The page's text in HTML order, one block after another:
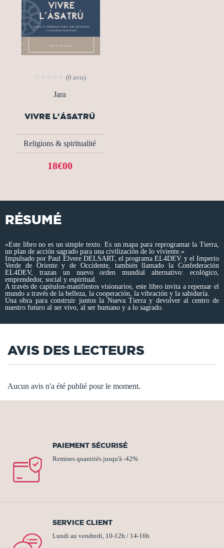
(0 avis)
Jara
VIVRE L'ÁSATRÚ
Religions & spiritualité
18€00
RÉSUMÉ
«Este libro no es un simple texto. Es un mapa para reprogramar la Tierra,
un plan de acción sagrado para una civilización de lo viviente.»
Impulsado por Paul Elvere DELSART, el programa EL4DEV y el Imperio
Verde de Oriente y de Occidente, también llamado la Confederación
EL4DEV, trazan un nuevo orden mundial alternativo: ecológico,
emprendedor, social y espiritual.
A través de capítulos-manifiestos visionarios, este libro invita a repensar el
mundo a través de la belleza, la cooperación, la vibración y la sabiduría.
Una obra para construir juntos la Nueva Tierra y devolver al centro de
nuestro futuro al ser vivo, al ser humano y a lo sagrado.
AVIS DES LECTEURS
Aucun avis n'a été publié pour le moment.
PAIEMENT SÉCURISÉ
Remises quantités jusqu'à -42%
SERVICE CLIENT
Lundi au vendredi, 10-12h / 14-16h